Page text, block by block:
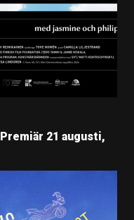
Premiär 21 augusti,